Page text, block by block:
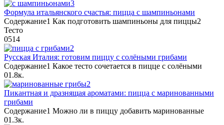
Формула итальянского счастья: пицца с шампиньонами
Содержание1 Как подготовить шампиньоны для пиццы2
Тесто
0514
Русская Италия: готовим пиццу с солёными грибами
Содержание1 Какое тесто сочетается в пицце с солёными
01.8к.
Пикантная и дразнящая ароматами: пицца с маринованными
грибами
Содержание1 Можно ли в пиццу добавить маринованные
01.3к.